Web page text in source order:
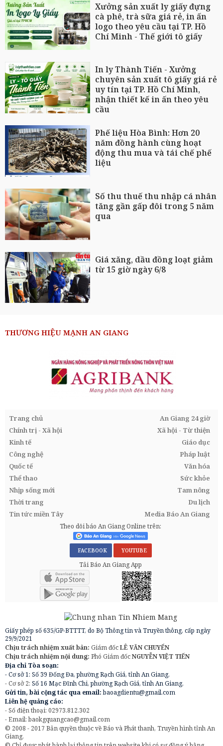
Xưởng sản xuất ly giấy đựng
cà phê, trà sữa giá rẻ, in ấn
logo theo yêu cầu tại TP. Hồ
Chí Minh - Thế giới tô giấy
In ly Thành Tiến - Xưởng
chuyên sản xuất tô giấy giá rẻ
uy tín tại TP. Hồ Chí Minh,
nhận thiết kế in ấn theo yêu
cầu
Phế liệu Hòa Bình: Hơn 20
năm đồng hành cùng hoạt
động thu mua và tái chế phế
liệu
Số thu thuế thu nhập cá nhân
tăng gần gấp đôi trong 5 năm
qua
Giá xăng, dầu đồng loạt giảm
từ 15 giờ ngày 6/8
THƯƠNG HIỆU MẠNH AN GIANG
Trang chủ
An Giang 24 giờ
Chính trị - Xã hội
Xã hội - Từ thiện
Kinh tế
Giáo dục
Công nghệ
Pháp luật
Quốc tế
Văn hóa
Thể thao
Sức khỏe
Nhịp sống mới
Tam nông
Thời trang
Du lịch
Tin tức miền Tây
Media Báo An Giang
Theo dõi báo An Giang Online trên:
FACEBOOK YOUTUBE
Tải Báo An Giang App
Giấy phép số 635/GP-BTTTT, do Bộ Thông tin và Truyền thông, cấp ngày
29/9/2021
Chịu trách nhiệm xuất bản: Giám đốcLÊ VĂN CHUYỂN
Chịu trách nhiệm nội dung: Phó Giám đốcNGUYỄN VIỆT TIẾN
Địa chỉ Tòa soạn:
- Cơ sở 1: Số 39 Đống Đa, phường Rạch Giá, tỉnh An Giang.
- Cơ sở 2: Số 16 Mạc Đĩnh Chi, phường Rạch Giá, tỉnh An Giang.
Gửi tin, bài cộng tác qua email:baoagdientu@gmail.com
Liên hệ quảng cáo:
- Số điện thoại: 02973.812.302
- Email:baokgquangcao@gmail.com
© 2008 - 2017 Bản quyền thuộc về Báo và Phát thanh, Truyền hình tỉnh An
Giang.